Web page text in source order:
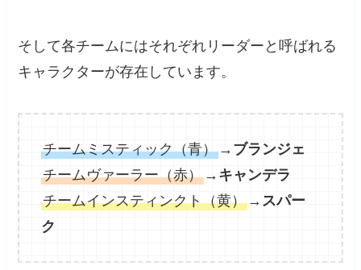
そして各チームにはそれぞれリーダーと呼ばれる
キャラクターが存在しています。
チームミスティック（青） → ブランジェ
チームヴァーラー（赤） → キャンデラ
チームインスティンクト（黄） → スパー
ク